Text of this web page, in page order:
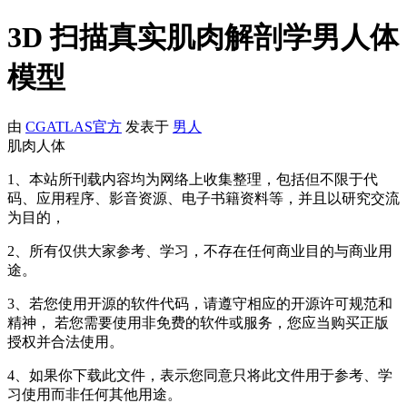
3D 扫描真实肌肉解剖学男人体
模型
由 CGATLAS官方 发表于 男人
肌肉人体
1、本站所刊载内容均为网络上收集整理，包括但不限于代
码、应用程序、影音资源、电子书籍资料等，并且以研究交流
为目的，
2、所有仅供大家参考、学习，不存在任何商业目的与商业用
途。
3、若您使用开源的软件代码，请遵守相应的开源许可规范和
精神， 若您需要使用非免费的软件或服务，您应当购买正版
授权并合法使用。
4、如果你下载此文件，表示您同意只将此文件用于参考、学
习使用而非任何其他用途。